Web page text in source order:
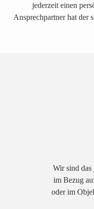
jederzeit einen
Ansprechpartner hat der
Wir sind das
im Bezug
oder im